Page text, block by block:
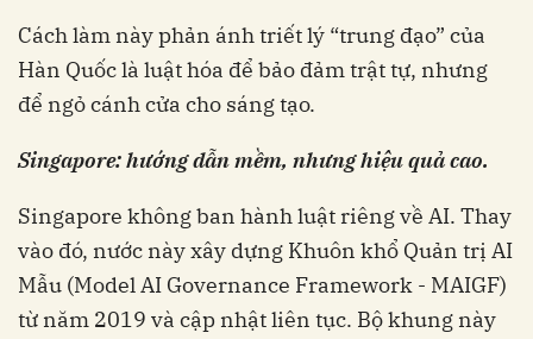
Cách làm này phản ánh triết lý “trung đạo” của
Hàn Quốc là luật hóa để bảo đảm trật tự, nhưng
để ngỏ cánh cửa cho sáng tạo.
Singapore: hướng dẫn mềm, nhưng hiệu quả cao.
Singapore không ban hành luật riêng về AI. Thay
vào đó, nước này xây dựng Khuôn khổ Quản trị AI
Mẫu (Model AI Governance Framework - MAIGF)
từ năm 2019 và cập nhật liên tục. Bộ khung này